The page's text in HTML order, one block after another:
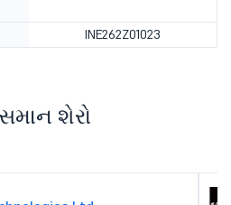
INE262Z01023
શેરો